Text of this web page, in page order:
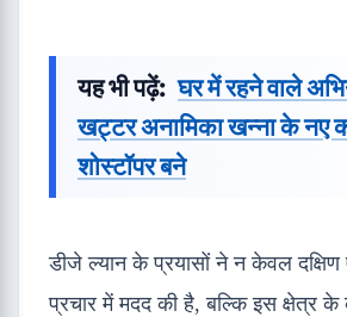
यह भी पढ़ें: घर में रहने वाले
खट्टर अनामिका खन्ना के नए
शोस्टॉपर बने
डीजे ल्यान के प्रयासों ने न केवल दक्षिण
प्रचार में मदद की है, बल्कि इस क्षेत्र के